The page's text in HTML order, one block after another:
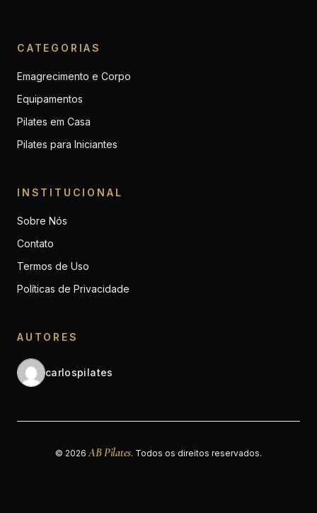
CATEGORIAS
Emagrecimento e Corpo
Equipamentos
Pilates em Casa
Pilates para Iniciantes
INSTITUCIONAL
Sobre Nós
Contato
Termos de Uso
Políticas de Privacidade
AUTORES
carlospilates
© 2026AB Pilates. Todos os direitos reservados.